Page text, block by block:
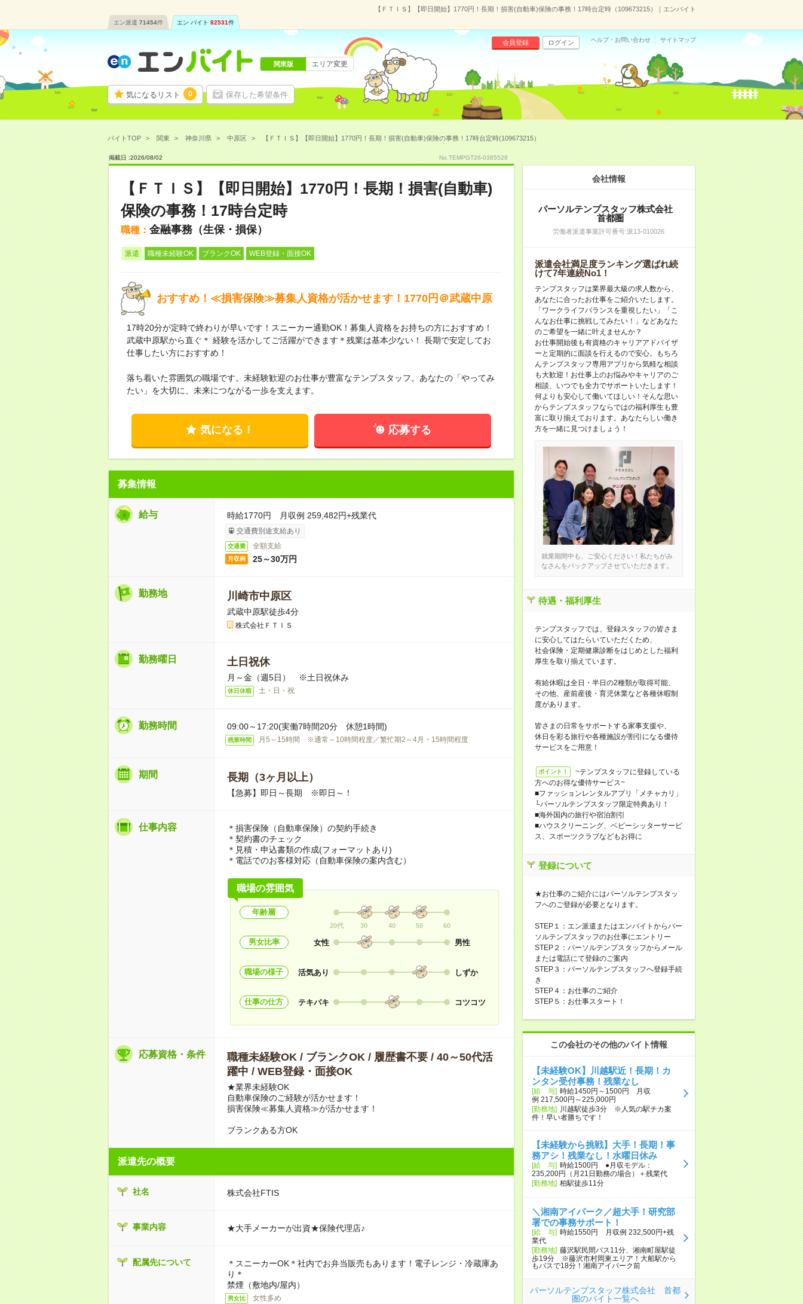
【ＦＴＩＳ】【即日開始】1770円！長期！損害(自動車)保険の事務！17時台定時（109673215）｜エンバイト
エン派遣 71454件 エン バイト 82531件
気になるリスト 0 保存した希望条件
会員登録 ログイン ヘルプ・お問い合わせ サイトマップ
関東版 エリア変更
バイトTOP 関東 神奈川県 中原区 【ＦＴＩＳ】【即日開始】1770円！長期！損害(自動車)保険の事務！17時台定時(109673215）
掲載日 :2026/08/02 No.TEMPGT26-0385528
【ＦＴＩＳ】【即日開始】1770円！長期！損害(自動車)
保険の事務！17時台定時
職種： 金融事務（生保・損保）
派遣 職種未経験OK ブランクOK WEB登録・面接OK
おすすめ！≪損害保険≫募集人資格が活かせます！1770円＠武蔵中原
17時20分が定時で終わりが早いです！スニーカー通勤OK！募集人資格をお持ちの方におすすめ！
武蔵中原駅から直ぐ＊ 経験を活かしてご活躍ができます＊残業は基本少ない！ 長期で安定してお
仕事したい方におすすめ！
落ち着いた雰囲気の職場です。未経験歓迎のお仕事が豊富なテンプスタッフ。あなたの「やってみ
たい」を大切に、未来につながる一歩を支えます。
気になる！ 応募する
募集情報
給与 時給1770円 月収例 259,482円+残業代
交通費別途支給あり
交通費 全額支給
月収例 25～30万円
勤務地 川崎市中原区
武蔵中原駅徒歩4分
株式会社ＦＴＩＳ
勤務曜日 土日祝休
月～金（週5日） ※土日祝休み
休日休暇 土・日・祝
勤務時間 09:00～17:20(実働7時間20分 休憩1時間)
残業時間 月5～15時間 ※通常～10時間程度／繁忙期2～4月・15時間程度
期間 長期（3ヶ月以上）
【急募】即日～長期 ※即日～！
仕事内容
＊損害保険（自動車保険）の契約手続き
＊契約書のチェック
＊見積・申込書類の作成(フォーマットあり)
＊電話でのお客様対応（自動車保険の案内含む）
職場の雰囲気
年齢層
20代 30 40 50 60
男女比率 女性 男性
職場の様子 活気あり しずか
仕事の仕方 テキパキ コツコツ
応募資格・条件
職種未経験OK / ブランクOK / 履歴書不要 / 40～50代活
躍中 / WEB登録・面接OK
★業界未経験OK
自動車保険のご経験が活かせます！
損害保険≪募集人資格≫が活かせます！
ブランクある方OK
派遣先の概要
社名 株式会社FTIS
事業内容 ★大手メーカーが出資★保険代理店♪
配属先について
＊スニーカーOK＊社内でお弁当販売もあります！電子レンジ・冷蔵庫あ
り＊
禁煙（敷地内/屋内）
男女比 女性多め
会社情報
パーソルテンプスタッフ株式会社
首都圏
労働者派遣事業許可番号:派13-010026
派遣会社満足度ランキング選ばれ続
けて7年連続No1！
テンプスタッフは業界最大級の求人数から、
あなたに合ったお仕事をご紹介いたします。
「ワークライフバランスを重視したい」「こ
んなお仕事に挑戦してみたい！」などあなた
のご希望を一緒に叶えませんか？
お仕事開始後も有資格のキャリアアドバイザ
ーと定期的に面談を行えるので安心。もちろ
んテンプスタッフ専用アプリから気軽な相談
も大歓迎！お仕事上のお悩みやキャリアのご
相談、いつでも全力でサポートいたします！
何よりも安心して働いてほしい！そんな思い
からテンプスタッフならではの福利厚生も豊
富に取り揃えております。あなたらしい働き
方を一緒に見つけましょう！
就業期間中も、ご安心ください！私たちがみ
なさんをバックアップさせていただきます。
待遇・福利厚生
テンプスタッフでは、登録スタッフの皆さま
に安心してはたらいていただくため、
社会保険・定期健康診断をはじめとした福利
厚生を取り揃えています。
有給休暇は全日・半日の2種類が取得可能、
その他、産前産後・育児休業など各種休暇制
度があります。
皆さまの日常をサポートする家事支援や、
休日を彩る旅行や各種施設が割引になる優待
サービスをご用意！
ポイント！
~テンプスタッフに登録している
方へのお得な優待サービス~
■ファッションレンタルアプリ「メチャカリ」
└パーソルテンプスタッフ限定特典あり！
■海外国内の旅行や宿泊割引
■ハウスクリーニング、ベビーシッターサービ
ス、スポーツクラブなどもお得に
登録について
★お仕事のご紹介にはパーソルテンプスタッ
フへのご登録が必要となります。
STEP１：エン派遣またはエンバイトからパー
ソルテンプスタッフのお仕事にエントリー
STEP２：パーソルテンプスタッフからメール
または電話にて登録のご案内
STEP３：パーソルテンプスタッフへ登録手続
き
STEP４：お仕事のご紹介
STEP５：お仕事スタート！
この会社のその他のバイト情報
【未経験OK】川越駅近！長期！カ
ンタン受付事務！残業なし
[給 与] 時給1450円～1500円 月収
例 217,500円～225,000円
[勤務地] 川越駅徒歩3分 ※人気の駅チカ案
件！早い者勝ちです！
【未経験から挑戦】大手！長期！事
務アシ！残業なし！水曜日休み
[給 与] 時給1500円 ●月収モデル：
235,200円（月21日勤務の場合）＋残業代
[勤務地] 柏駅徒歩11分
＼湘南アイパーク／超大手！研究部
署での事務サポート！
[給 与] 時給1550円 月収例 232,500円+残
業代
[勤務地] 藤沢駅民間バス11分、湘南町屋駅徒
歩19分 ※藤沢市村岡東エリア！大船駅から
もバスで18分！湘南アイパーク前
パーソルテンプスタッフ株式会社 首都
圏のバイト一覧へ